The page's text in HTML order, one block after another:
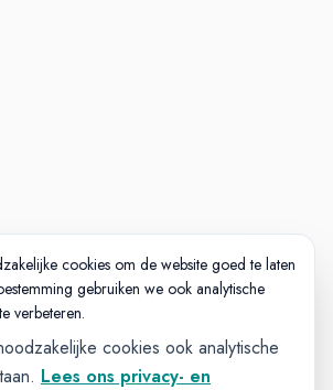
cookies om de website goed te laten
gebruiken we ook analytische
verbeteren.
cookies ook analytische
Lees ons privacy- en